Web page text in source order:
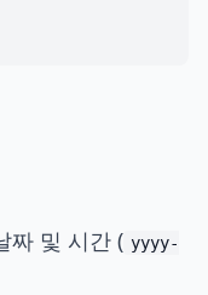
짜 및 시간 ( yyyy-